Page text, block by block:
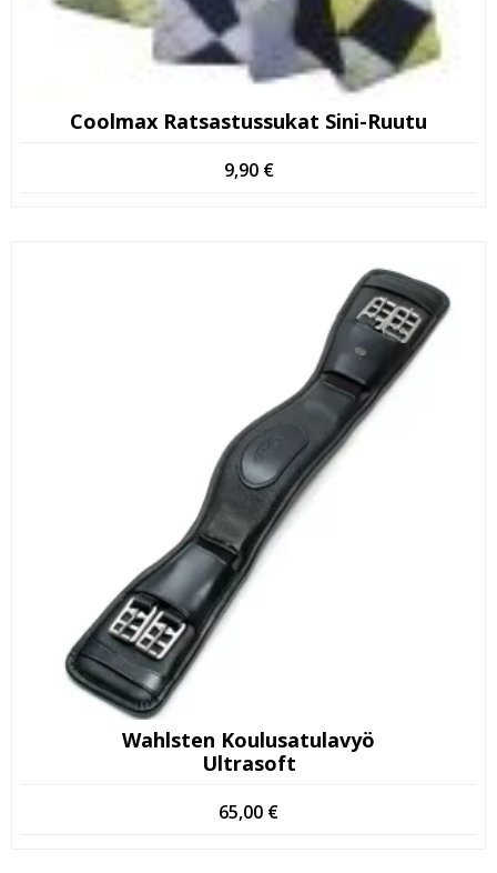
Coolmax Ratsastussukat Sini-Ruutu
9,90 €
Wahlsten Koulusatulavyö
Ultrasoft
65,00 €